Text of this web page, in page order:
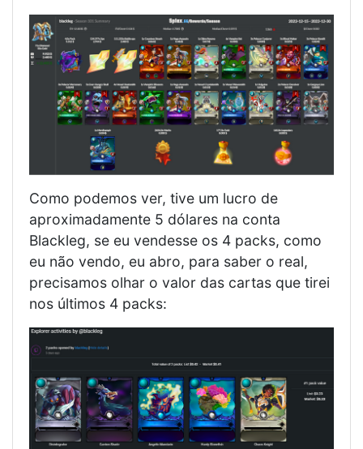
Como podemos ver, tive um lucro de
aproximadamente 5 dólares na conta
Blackleg, se eu vendesse os 4 packs, como
eu não vendo, eu abro, para saber o real,
precisamos olhar o valor das cartas que tirei
nos últimos 4 packs: